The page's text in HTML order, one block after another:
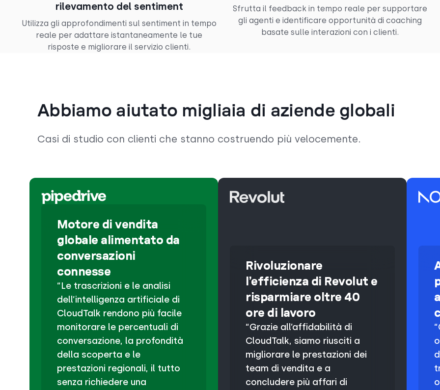
rilevamento del sentiment
Utilizza gli approfondimenti sul sentiment in tempo
reale per adattare istantaneamente le tue
risposte e migliorare il servizio clienti.
Sfrutta il feedback in tempo reale per supportare
gli agenti e identificare opportunità di coaching
basate sulle interazioni con i clienti.
Abbiamo aiutato migliaia di aziende globali
Casi di studio con clienti che stanno costruendo più velocemente.
Motore di vendita
globale alimentato da
conversazioni
connesse
“Le trascrizioni e le analisi
dell’intelligenza artificiale di
CloudTalk rendono più facile
monitorare le percentuali di
conversazione, la profondità
della scoperta e le
prestazioni regionali, il tutto
senza richiedere una
Rivoluzionare
l’efficienza di Revolut e
risparmiare oltre 40
ore di lavoro
“Grazie all’affidabilità di
CloudTalk, siamo riusciti a
migliorare le prestazioni dei
team di vendita e a
concludere più affari di